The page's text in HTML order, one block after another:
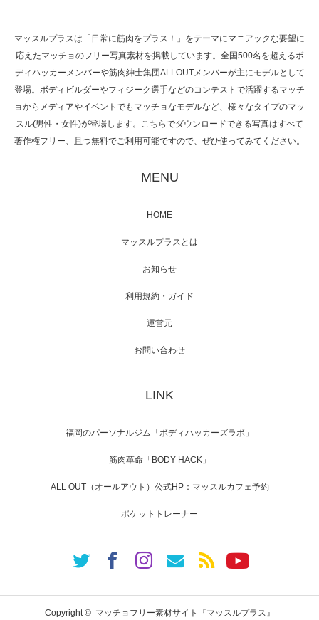
た（6/8放送）
映画「メカバース」舞台挨拶へマッスルプラ
【TV】NHK BS「COOL JAPAN 」にてマッス
「ねとらぼ」さんに…
マッスルプラスは「日常に筋肉をプラス！」をテーマにマニアックな要望に
応えたマッチョのフリー写真素材を掲載しています。全国500名を超えるボ
ディハッカーメンバーや筋肉紳士集団ALLOUTメンバーが主にモデルとして
登場。ボディビルダーやフィジーク選手などのコンテストで活躍するマッチ
ョからメディアやイベントでもマッチョなモデルなど、様々なタイプのマッ
スル(男性・女性)が登場します。こちらでダウンロードできる写真はすべて
著作権フリー、且つ無料でご利用可能ですので、ぜひ使ってみてください。
MENU
HOME
マッスルプラスとは
お知らせ
利用規約・ガイド
運営元
お問い合わせ
LINK
福岡のパーソナルジム「ボディハッカーズラボ」
筋肉革命「BODY HACK」
ALL OUT（オールアウト）公式HP：マッスルカフェ予約
ポケットトレーナー
Copyright © マッチョフリー素材サイト『マッスルプラス』